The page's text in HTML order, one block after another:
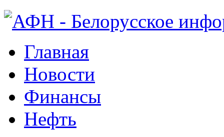
Главная
Новости
Финансы
Нефть